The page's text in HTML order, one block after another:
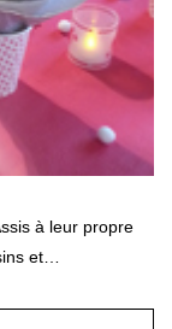
à leur propre
et…